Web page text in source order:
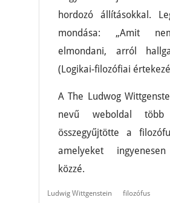
hordozó állításokkal.
mondása: „Amit
elmondani, arról
(Logikai-filozófiai
A The Ludwog
nevű weboldal több
összegyűjtötte a
amelyeket
közzé.
Ludwig Wittgenstein filozófus